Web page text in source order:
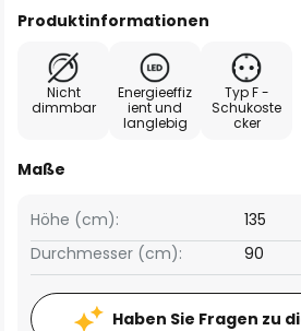
Produktinformationen
Nicht
dimmbar
Energieeffiz
ient und
langlebig
Typ F -
Schukoste
cker
Maße
Höhe (cm):
135
Durchmesser (cm):
90
Haben Sie Fragen zu